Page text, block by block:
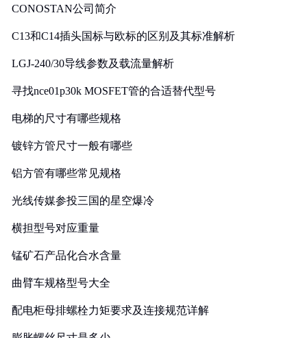
CONOSTAN公司简介
C13和C14插头国标与欧标的区别及其标准解析
LGJ-240/30导线参数及载流量解析
寻找nce01p30k MOSFET管的合适替代型号
电梯的尺寸有哪些规格
镀锌方管尺寸一般有哪些
铝方管有哪些常见规格
光线传媒参投三国的星空爆冷
横担型号对应重量
锰矿石产品化合水含量
曲臂车规格型号大全
配电柜母排螺栓力矩要求及连接规范详解